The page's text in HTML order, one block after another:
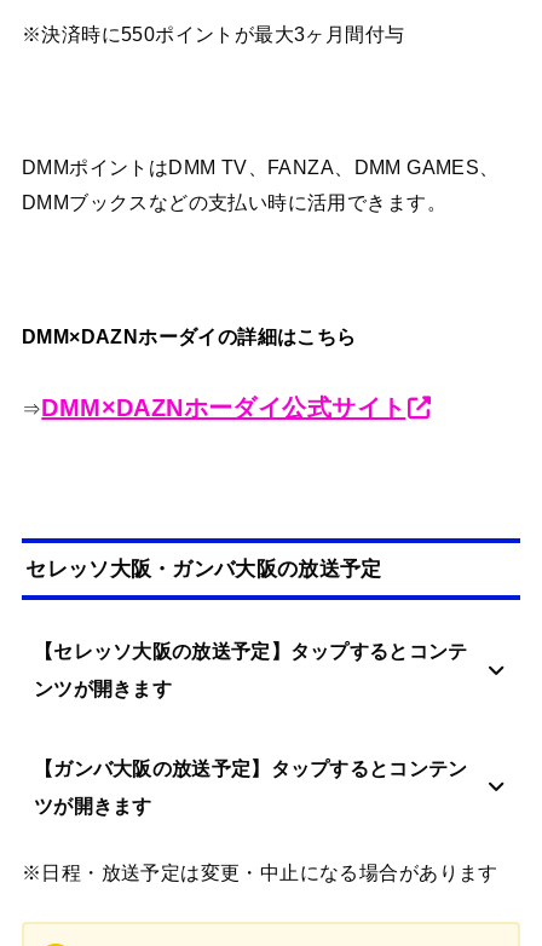
※決済時に550ポイントが最大3ヶ月間付与
DMMポイントはDMM TV、FANZA、DMM GAMES、
DMMブックスなどの支払い時に活用できます。
DMM×DAZNホーダイの詳細はこちら
⇒DMM×DAZNホーダイ公式サイト
セレッソ大阪・ガンバ大阪の放送予定
【セレッソ大阪の放送予定】タップするとコンテ
ンツが開きます
【ガンバ大阪の放送予定】タップするとコンテン
ツが開きます
※日程・放送予定は変更・中止になる場合があります